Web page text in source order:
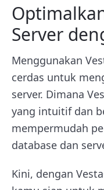
Server
Menggunakan
cerdas untuk
server. Dimana
yang intuitif dan
mempermudah
database dan
Kini, dengan